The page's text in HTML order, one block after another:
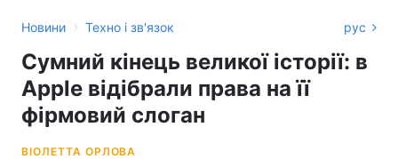
Новини › Техно і зв'язок рус
Сумний кінець великої історії: в
Apple відібрали права на її
фірмовий слоган
ВІОЛЕТТА ОРЛОВА